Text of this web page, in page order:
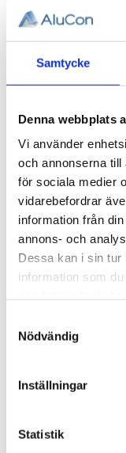
Samtycke
Denna webbplats
Vi använder
och annonserna till
för sociala medier
vidarebefordrar
information från
annons- och
Dessa kan i sin tur
information som
Nödvändig
Inställningar
Statistik
137,98
Antal
Lagerstatus
Artikelnr
Vikt
3D step-fil: Här
Funktion:
För
Flexlink